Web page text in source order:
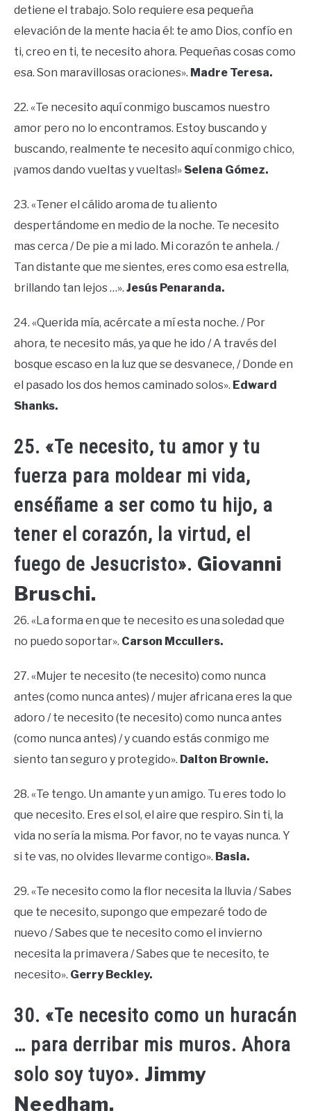
detiene el trabajo. Solo requiere esa pequeña
elevación de la mente hacia él: te amo Dios, confío en
ti, creo en ti, te necesito ahora. Pequeñas cosas como
esa. Son maravillosas oraciones». Madre Teresa.
22. «Te necesito aquí conmigo buscamos nuestro
amor pero no lo encontramos. Estoy buscando y
buscando, realmente te necesito aquí conmigo chico,
¡vamos dando vueltas y vueltas!» Selena Gómez.
23. «Tener el cálido aroma de tu aliento
despertándome en medio de la noche. Te necesito
mas cerca / De pie a mi lado. Mi corazón te anhela. /
Tan distante que me sientes, eres como esa estrella,
brillando tan lejos …». Jesús Penaranda.
24. «Querida mía, acércate a mí esta noche. / Por
ahora, te necesito más, ya que he ido / A través del
bosque escaso en la luz que se desvanece, / Donde en
el pasado los dos hemos caminado solos». Edward
Shanks.
25. «Te necesito, tu amor y tu
fuerza para moldear mi vida,
enséñame a ser como tu hijo, a
tener el corazón, la virtud, el
fuego de Jesucristo». Giovanni
Bruschi.
26. «La forma en que te necesito es una soledad que
no puedo soportar». Carson Mccullers.
27. «Mujer te necesito (te necesito) como nunca
antes (como nunca antes) / mujer africana eres la que
adoro / te necesito (te necesito) como nunca antes
(como nunca antes) / y cuando estás conmigo me
siento tan seguro y protegido». Dalton Brownie.
28. «Te tengo. Un amante y un amigo. Tu eres todo lo
que necesito. Eres el sol, el aire que respiro. Sin ti, la
vida no sería la misma. Por favor, no te vayas nunca. Y
si te vas, no olvides llevarme contigo». Basia.
29. «Te necesito como la flor necesita la lluvia / Sabes
que te necesito, supongo que empezaré todo de
nuevo / Sabes que te necesito como el invierno
necesita la primavera / Sabes que te necesito, te
necesito». Gerry Beckley.
30. «Te necesito como un huracán
… para derribar mis muros. Ahora
solo soy tuyo». Jimmy
Needham.